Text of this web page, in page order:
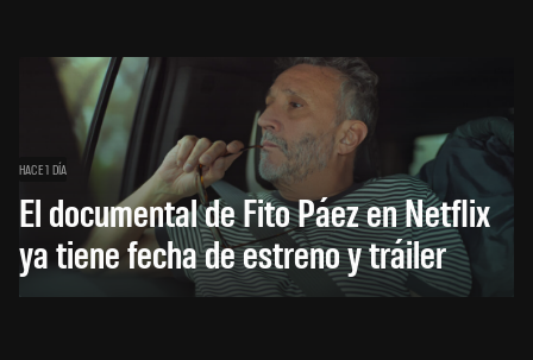
HACE 1 DÍA
El documental de Fito Páez en Netflix
ya tiene fecha de estreno y tráiler